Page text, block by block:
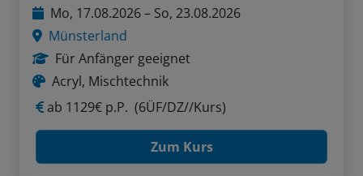
Mo, 17.08.2026 – So, 23.08.2026
Münsterland
Für Anfänger geeignet
Acryl, Mischtechnik
ab 1129€ p.P. (6ÜF/DZ//Kurs)
Zum Kurs